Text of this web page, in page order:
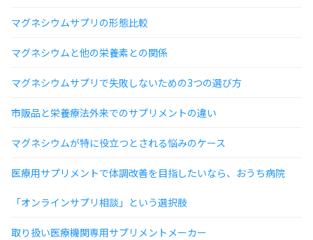
マグネシウムサプリの形態比較
マグネシウムと他の栄養素との関係
マグネシウムサプリで失敗しないための3つの選び方
市販品と栄養療法外来でのサプリメントの違い
マグネシウムが特に役立つとされる悩みのケース
医療用サプリメントで体調改善を目指したいなら、おうち病院
「オンラインサプリ相談」という選択肢
取り扱い医療機関専用サプリメントメーカー